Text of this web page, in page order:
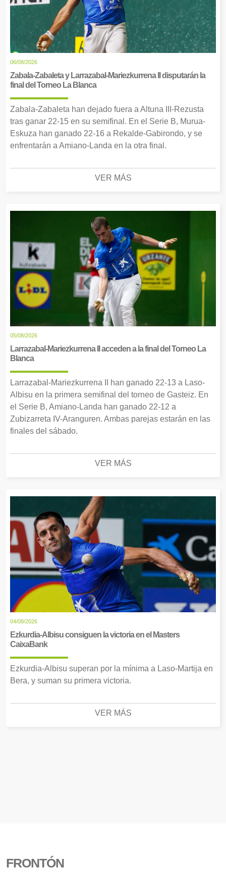
06/08/2026
Zabala-Zabaleta y Larrazabal-Mariezkurrena II disputarán la
final del Torneo La Blanca
Zabala-Zabaleta han dejado fuera a Altuna III-Rezusta
tras ganar 22-15 en su semifinal. En el Serie B, Murua-
Eskuza han ganado 22-16 a Rekalde-Gabirondo, y se
enfrentarán a Amiano-Landa en la otra final.
VER MÁS
05/08/2026
Larrazabal-Mariezkurrena II acceden a la final del Torneo La
Blanca
Larrazabal-Mariezkurrena II han ganado 22-13 a Laso-
Albisu en la primera semifinal del torneo de Gasteiz. En
el Serie B, Amiano-Landa han ganado 22-12 a
Zubizarreta IV-Aranguren. Ambas parejas estarán en las
finales del sábado.
VER MÁS
04/08/2026
Ezkurdia-Albisu consiguen la victoria en el Masters
CaixaBank
Ezkurdia-Albisu superan por la mínima a Laso-Martija en
Bera, y suman su primera victoria.
VER MÁS
FRONTÓN